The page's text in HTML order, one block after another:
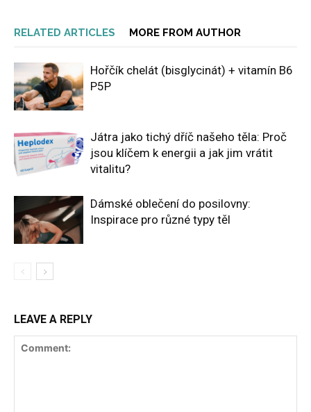
RELATED ARTICLES MORE FROM AUTHOR
Hořčík chelát (bisglycinát) + vitamín B6
P5P
Játra jako tichý dříč našeho těla: Proč
jsou klíčem k energii a jak jim vrátit
vitalitu?
Dámské oblečení do posilovny:
Inspirace pro různé typy těl
LEAVE A REPLY